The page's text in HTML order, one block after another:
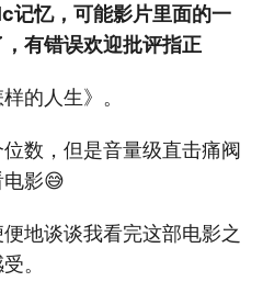
记忆，可能影片里面的一
有错误欢迎批评指正
的人生》。
数，但是音量级直击痛阀
影😅
地谈谈我看完这部电影之
。